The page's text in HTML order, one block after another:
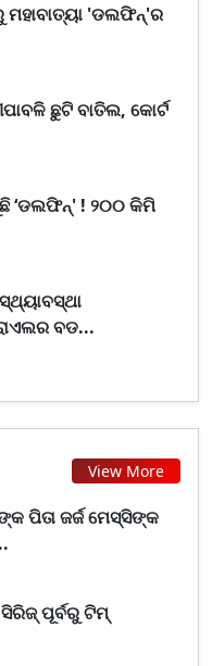
'ଡଲଫିନ୍'ର
ଛୁଟି ବାତିଲ, କୋର୍ଟ
‘ଡଲଫିନ୍' ! ୨୦୦ କିମି
ବଡ...
View More
ପିତା ଜର୍ଜ ମେସ୍ସିଙ୍କ
ପୂର୍ବରୁ ଟିମ୍‌